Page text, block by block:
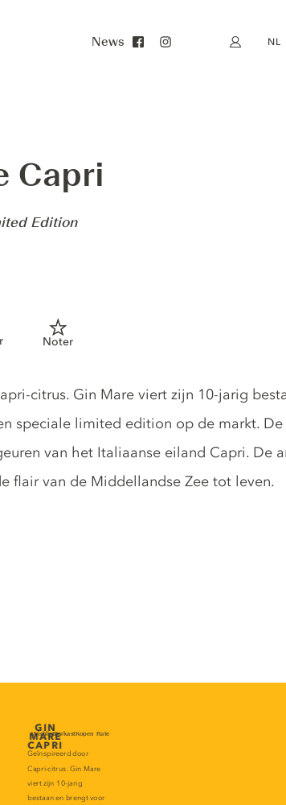
News Mijn NL
Capri
Edition
Noter
citrus. Gin Mare viert zijn 10-jarig
speciale limited edition op de markt.
van het Italiaanse eiland Capri. De
flair van de Middellandse Zee tot leven.